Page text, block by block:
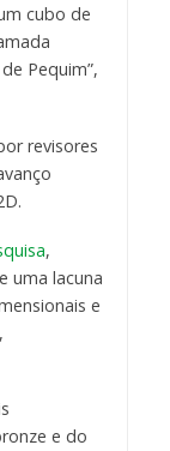
cubo de
Pequim”,
revisores
,
uma lacuna
e
e do